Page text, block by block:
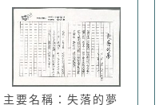
主要名稱：失落的夢